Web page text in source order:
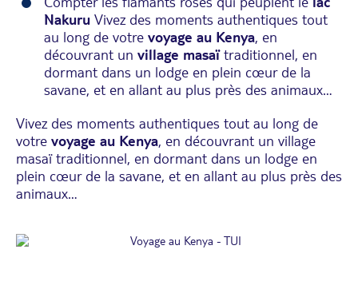
Nakuru Vivez des moments authentiques tout
au long de votre voyage au Kenya, en
découvrant un village masaïtraditionnel, en
dormant dans un lodge en plein cœur de la
savane, et en allant au plus près des animaux…
Vivez des moments authentiques tout au long de
votre voyage au Kenya, en découvrant un village
masaï traditionnel, en dormant dans un lodge en
plein cœur de la savane, et en allant au plus près des
animaux…